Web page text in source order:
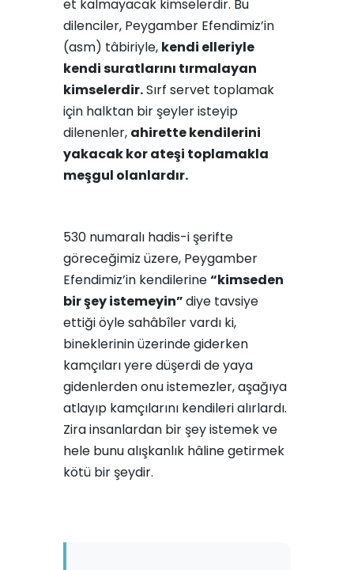
et kalmayacak kimselerdir. Bu
dilenciler, Peygamber Efendimiz’in
(asm) tâbiriyle, kendi elleriyle
kendi suratlarını tırmalayan
kimselerdir.Sırf servet toplamak
için halktan bir şeyler isteyip
dilenenler, ahirette kendilerini
yakacak kor ateşi toplamakla
meşgul olanlardır.
530 numaralı hadis-i şerifte
göreceğimiz üzere, Peygamber
Efendimiz’in kendilerine“kimseden
bir şey istemeyin”diye tavsiye
ettiği öyle sahâbîler vardı ki,
bineklerinin üzerinde giderken
kamçıları yere düşerdi de yaya
gidenlerden onu istemezler, aşağıya
atlayıp kamçılarını kendileri alırlardı.
Zira insanlardan bir şey istemek ve
hele bunu alışkanlık hâline getirmek
kötü bir şeydir.